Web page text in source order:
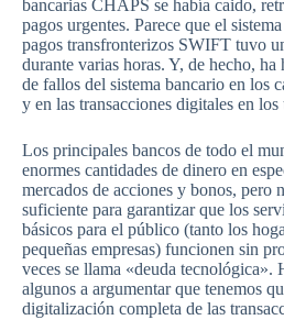
bancarias CHAPS se había caido,
pagos urgentes. Parece que el
pagos transfronterizos SWIFT tuvo
durante varias horas. Y, de hecho, ha
de fallos del sistema bancario en los
y en las transacciones digitales en
Los principales bancos de todo el
enormes cantidades de dinero en
mercados de acciones y bonos, pero
suficiente para garantizar que los
básicos para el público (tanto los
pequeñas empresas) funcionen sin
veces se llama «deuda tecnológica».
algunos a argumentar que tenemos
digitalización completa de las